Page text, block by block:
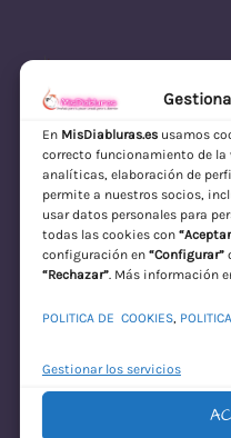
En MisDiabluras.esusamos
correcto funcionamiento de la
analíticas, elaboración de
permite a nuestros socios,
usar datos personales para
todas las cookies con
configuración en “Configurar”
“Rechazar”. Más información
POLITICA DE COOKIES,
Gestionar los servicios
MisDiabluras |
Discreto en España